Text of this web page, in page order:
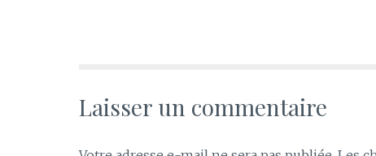
Laisser un commentaire